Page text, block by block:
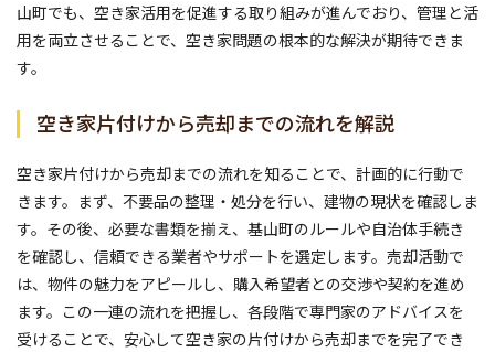
山町でも、空き家活用を促進する取り組みが進んでおり、管理と活
用を両立させることで、空き家問題の根本的な解決が期待できま
す。
空き家片付けから売却までの流れを解説
空き家片付けから売却までの流れを知ることで、計画的に行動で
きます。まず、不要品の整理・処分を行い、建物の現状を確認しま
す。その後、必要な書類を揃え、基山町のルールや自治体手続き
を確認し、信頼できる業者やサポートを選定します。売却活動で
は、物件の魅力をアピールし、購入希望者との交渉や契約を進め
ます。この一連の流れを把握し、各段階で専門家のアドバイスを
受けることで、安心して空き家の片付けから売却までを完了でき